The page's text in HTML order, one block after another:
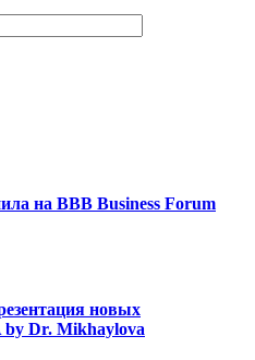
на BBB Business Forum
новых
Dr. Mikhaylova